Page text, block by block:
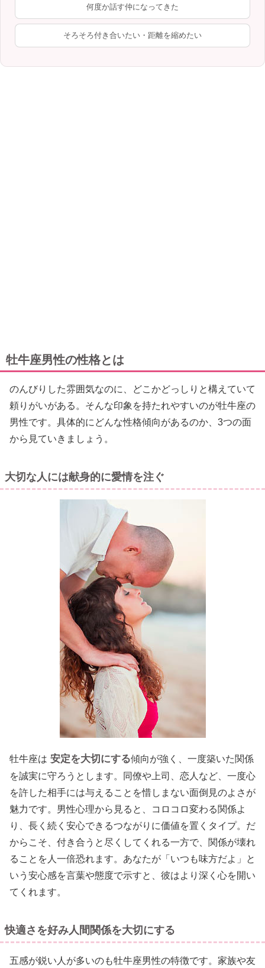
何度か話す仲になってきた
そろそろ付き合いたい・距離を縮めたい
牡牛座男性の性格とは
のんびりした雰囲気なのに、どこかどっしりと構えていて
頼りがいがある。そんな印象を持たれやすいのが牡牛座の
男性です。具体的にどんな性格傾向があるのか、3つの面
から見ていきましょう。
大切な人には献身的に愛情を注ぐ
牡牛座は 安定を大切にする傾向が強く、一度築いた関係
を誠実に守ろうとします。同僚や上司、恋人など、一度心
を許した相手には与えることを惜しまない面倒見のよさが
魅力です。男性心理から見ると、コロコロ変わる関係よ
り、長く続く安心できるつながりに価値を置くタイプ。だ
からこそ、付き合うと尽くしてくれる一方で、関係が壊れ
ることを人一倍恐れます。あなたが「いつも味方だよ」と
いう安心感を言葉や態度で示すと、彼はより深く心を開い
てくれます。
快適さを好み人間関係を大切にする
五感が鋭い人が多いのも牡牛座男性の特徴です。家族や友